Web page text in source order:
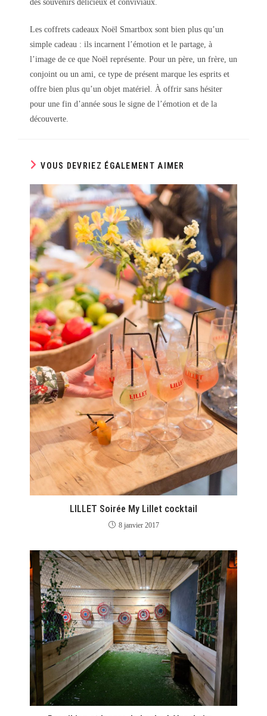
des souvenirs délicieux et conviviaux.
Les coffrets cadeaux Noël Smartbox sont bien plus qu’un
simple cadeau : ils incarnent l’émotion et le partage, à
l’image de ce que Noël représente. Pour un père, un frère, un
conjoint ou un ami, ce type de présent marque les esprits et
offre bien plus qu’un objet matériel. À offrir sans hésiter
pour une fin d’année sous le signe de l’émotion et de la
découverte.
VOUS DEVRIEZ ÉGALEMENT AIMER
LILLET Soirée My Lillet cocktail
8 janvier 2017